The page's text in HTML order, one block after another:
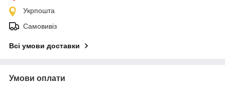
Укрпошта
Самовивіз
Всі умови доставки
Умови оплати